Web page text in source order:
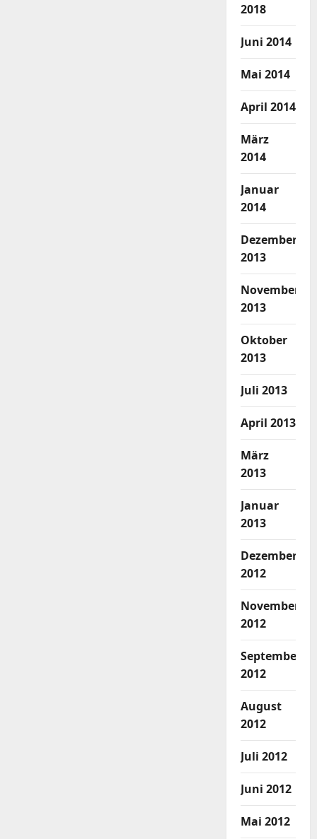
2018
Juni 2014
Mai 2014
April 2014
März
2014
Januar
2014
Dezember
2013
November
2013
Oktober
2013
Juli 2013
April 2013
März
2013
Januar
2013
Dezember
2012
November
2012
September
2012
August
2012
Juli 2012
Juni 2012
Mai 2012